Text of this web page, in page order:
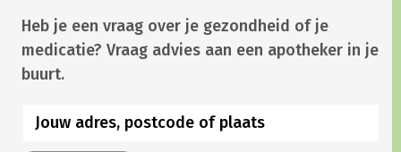
Heb je een vraag over je gezondheid of je
medicatie? Vraag advies aan een apotheker in je
buurt.